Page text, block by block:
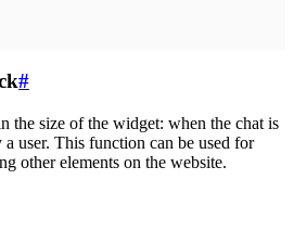
#
the size of the widget: when the chat is
user. This function can be used for
other elements on the website.